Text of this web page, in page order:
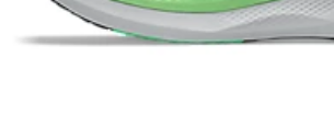
EVA sockliner
Sockliner that provides cushioning